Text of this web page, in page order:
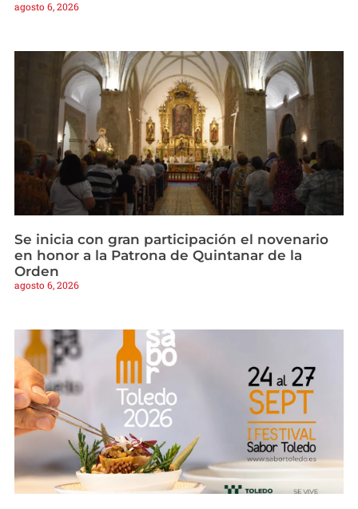
agosto 6, 2026
Se inicia con gran participación el novenario
en honor a la Patrona de Quintanar de la
Orden
agosto 6, 2026